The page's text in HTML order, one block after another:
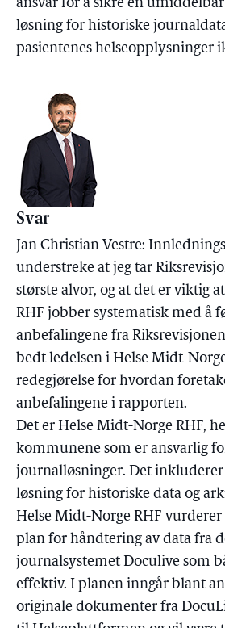
ansvar for å sikre en
løsning for historiske
pasientenes helseopplysninger
Svar
Jan Christian Vestre:
understreke at jeg tar
største alvor, og at det er viktig
RHF jobber systematisk med å
anbefalingene fra
bedt ledelsen i Helse Midt-
redegjørelse for hvordan
anbefalingene i rapporten.
Det er Helse Midt-Norge RHF,
kommunene som er ansvarlig
journalløsninger. Det
løsning for historiske data og
Helse Midt-Norge RHF vurderer
plan for håndtering av data fra
journalsystemet Doculive som
effektiv. I planen inngår blant
originale dokumenter fra